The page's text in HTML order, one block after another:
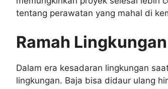
tentang perawatan yang mahal di
Ramah Lingkungan
Dalam era kesadaran lingkungan
lingkungan. Baja bisa didaur ulang